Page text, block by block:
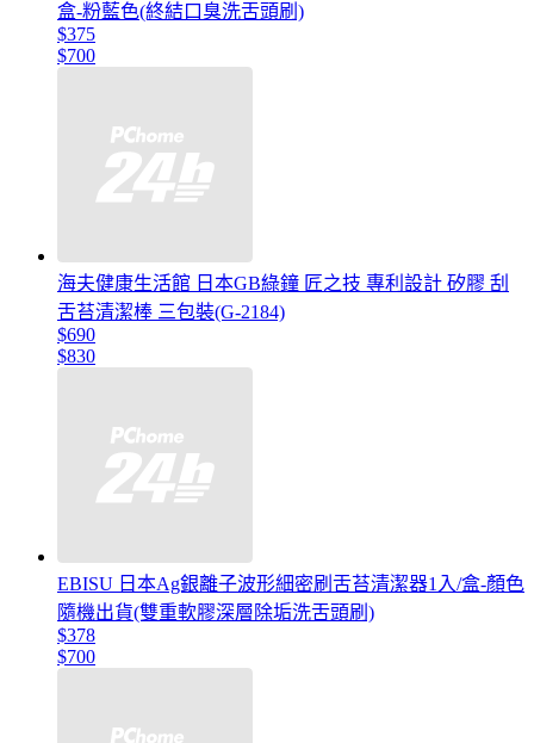
盒-粉藍色(終結口臭洗舌頭刷)
$375
$700
海夫健康生活館 日本GB綠鐘 匠之技 專利設計 矽膠 刮
舌苔清潔棒 三包裝(G-2184)
$690
$830
EBISU 日本Ag銀離子波形細密刷舌苔清潔器1入/盒-顏色
隨機出貨(雙重軟膠深層除垢洗舌頭刷)
$378
$700